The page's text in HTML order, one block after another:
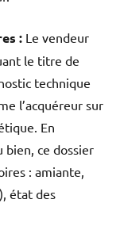
: Le vendeur
le titre de
technique
l’acquéreur sur
En
bien, ce dossier
: amiante,
état des